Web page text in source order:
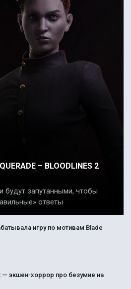
– BLOODLINES 2
будут запутанными, чтобы
ответы
игру по мотивам Blade
— экшен-хоррор про безумие на